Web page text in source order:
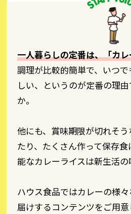
一人暮らしの定番は、「カ
調理が比較的簡単で、いつ
しい、というのが定番の理
か。
他にも、賞味期限が切れそ
たり、たくさん作って保存
能なカレーライスは新生活の
ハウス食品ではカレーの様
届けするコンテンツをご用意